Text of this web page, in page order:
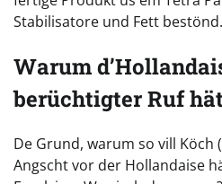
Stabilisatore und Fett bestönd.
Warum
berüchtigter Ruf hät
De Grund, warum so vill Köch
Angscht vor der Hollandaise